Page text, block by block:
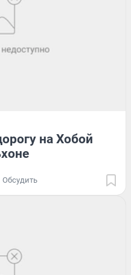
на Хобой
Обсудить